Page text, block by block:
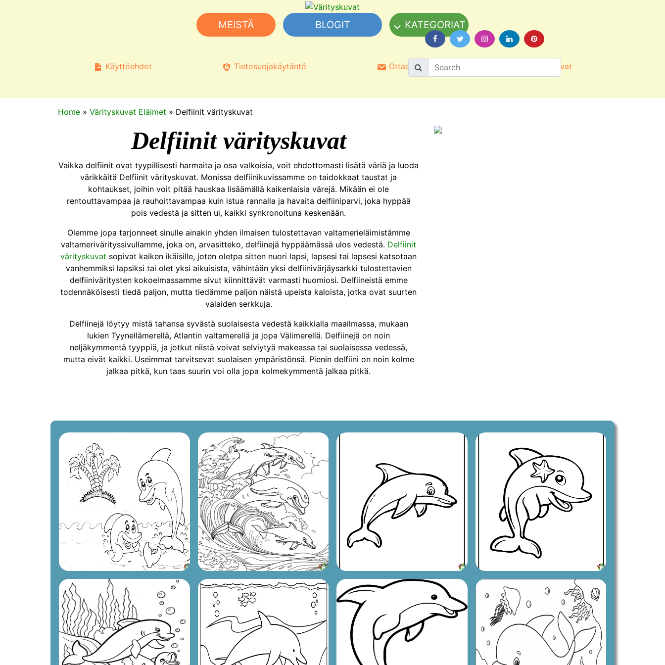
MEISTÄ BLOGIT KATEGORIAT
Käyttöehdot Tietosuojakäytäntö Ottaa yhteyttä Värityskuvat
Home » Värityskuvat Eläimet » Delfiinit värityskuvat
Delfiinit värityskuvat
Vaikka delfiinit ovat tyypillisesti harmaita ja osa valkoisia, voit ehdottomasti lisätä väriä ja luoda
värikkäitä Delfiinit värityskuvat. Monissa delfiinikuvissamme on taidokkaat taustat ja
kohtaukset, joihin voit pitää hauskaa lisäämällä kaikenlaisia ​​värejä. Mikään ei ole
rentouttavampaa ja rauhoittavampaa kuin istua rannalla ja havaita delfiiniparvi, joka hyppää
pois vedestä ja sitten ui, kaikki synkronoituna keskenään.
Olemme jopa tarjonneet sinulle ainakin yhden ilmaisen tulostettavan valtamerieläimistämme
valtamerivärityssivullamme, joka on, arvasitteko, delfiinejä hyppäämässä ulos vedestä. Delfiinit
värityskuvat sopivat kaiken ikäisille, joten oletpa sitten nuori lapsi, lapsesi tai lapsesi katsotaan
vanhemmiksi lapsiksi tai olet yksi aikuisista, vähintään yksi delfiinivärjäysarkki tulostettavien
delfiiniväritysten kokoelmassamme sivut kiinnittävät varmasti huomiosi. Delfiineistä emme
todennäköisesti tiedä paljon, mutta tiedämme paljon näistä upeista kaloista, jotka ovat suurten
valaiden serkkuja.
Delfiinejä löytyy mistä tahansa syvästä suolaisesta vedestä kaikkialla maailmassa, mukaan
lukien Tyynellämerellä, Atlantin valtamerellä ja jopa Välimerellä. Delfiinejä on noin
neljäkymmentä tyyppiä, ja jotkut niistä voivat selviytyä makeassa tai suolaisessa vedessä,
mutta eivät kaikki. Useimmat tarvitsevat suolaisen ympäristönsä. Pienin delfiini on noin kolme
jalkaa pitkä, kun taas suurin voi olla jopa kolmekymmentä jalkaa pitkä.